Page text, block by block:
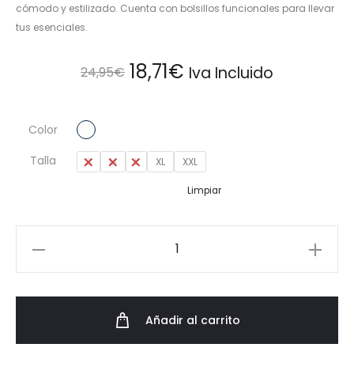
cómodo y estilizado. Cuenta con bolsillos funcionales para llevar
tus esenciales.
24,95€ El
original
24,95€.
18,71€ El
actual
es:
18,71€.
Iva Incluido
Color
Talla
S M L XL XXL
Limpiar
Añadir al carrito